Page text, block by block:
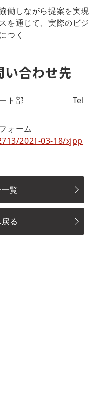
働しながら提案を実現
を通じて、実際のビジ
つく
い合わせ先
ポレート部 Tel
わせフォーム
2021-03-18/xjpp
覧
る